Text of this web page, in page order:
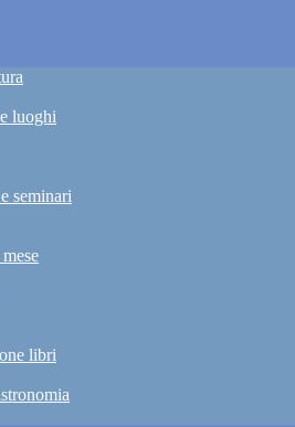
luoghi
seminari
libri